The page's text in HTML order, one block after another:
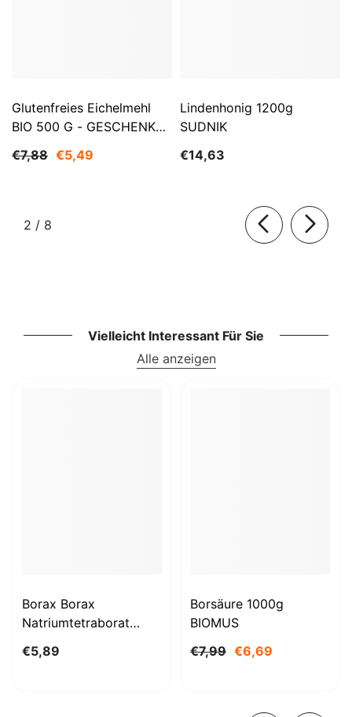
Glutenfreies Eichelmehl
BIO 500 G - GESCHENKE
€7,88 €5,49
Lindenhonig 1200g
SUDNIK
€14,63
2 / von
8
Vielleicht Interessant Für Sie
Alle anzeigen
Borax Borax
Natriumtetraborat
STANLAB
€5,89
Borsäure 1000g
BIOMUS
€7,99 €6,69